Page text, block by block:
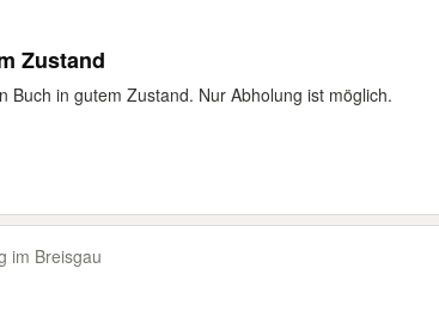
Zustand
Buch in gutem Zustand. Nur Abholung ist möglich.
im Breisgau